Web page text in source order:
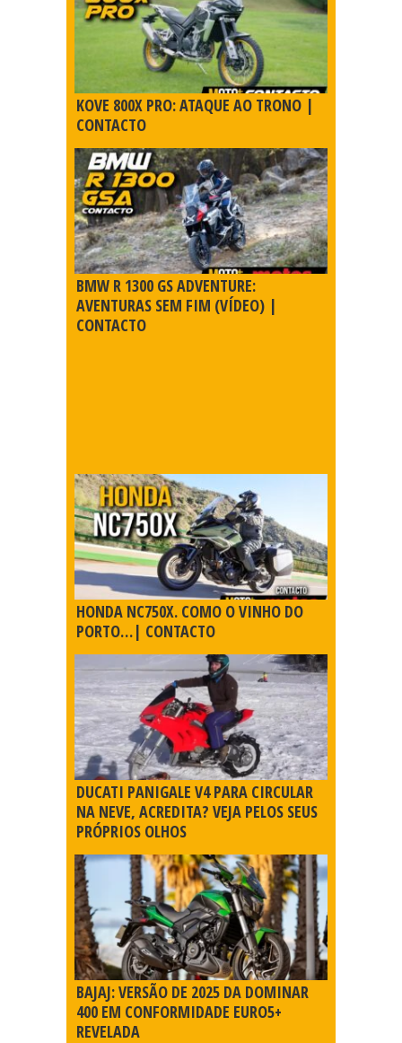
KOVE 800X PRO: ATAQUE AO TRONO |
CONTACTO
BMW R 1300 GS ADVENTURE:
AVENTURAS SEM FIM (VÍDEO) |
CONTACTO
HONDA NC750X. COMO O VINHO DO
PORTO…| CONTACTO
DUCATI PANIGALE V4 PARA CIRCULAR
NA NEVE, ACREDITA? VEJA PELOS SEUS
PRÓPRIOS OLHOS
BAJAJ: VERSÃO DE 2025 DA DOMINAR
400 EM CONFORMIDADE EURO5+
REVELADA